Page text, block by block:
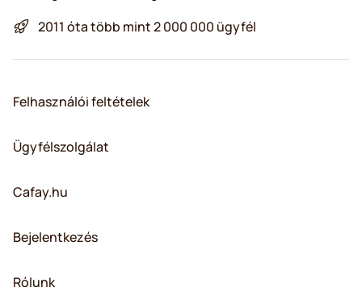
2011 óta több mint 2 000 000 ügyfél
Felhasználói feltételek
Ügyfélszolgálat
Cafay.hu
Bejelentkezés
Rólunk